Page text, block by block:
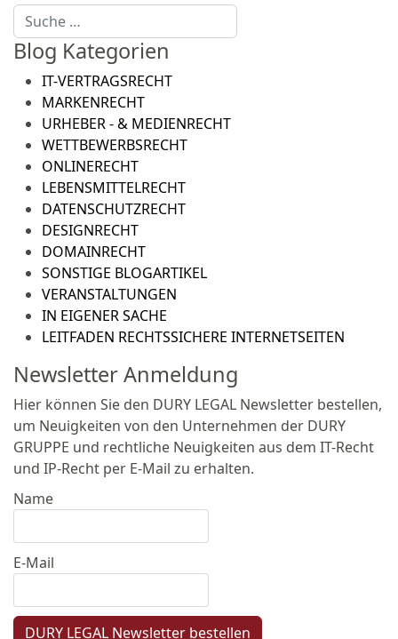
Suchen
Blog Kategorien
IT-VERTRAGSRECHT
MARKENRECHT
URHEBER - & MEDIENRECHT
WETTBEWERBSRECHT
ONLINERECHT
LEBENSMITTELRECHT
DATENSCHUTZRECHT
DESIGNRECHT
DOMAINRECHT
SONSTIGE BLOGARTIKEL
VERANSTALTUNGEN
IN EIGENER SACHE
LEITFADEN RECHTSSICHERE INTERNETSEITEN
Newsletter Anmeldung
Hier können Sie den DURY LEGAL Newsletter bestellen,
um Neuigkeiten von den Unternehmen der DURY
GRUPPE und rechtliche Neuigkeiten aus dem IT-Recht
und IP-Recht per E-Mail zu erhalten.
Name
E-Mail
DURY LEGAL Newsletter bestellen